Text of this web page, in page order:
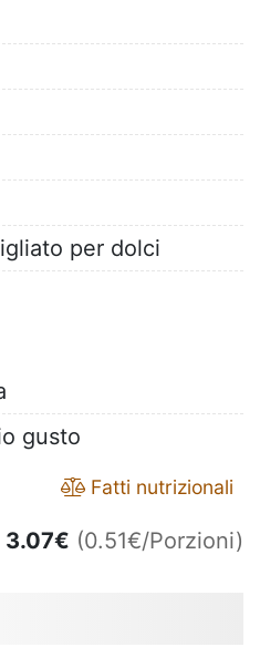
per dolci
gusto
Fatti nutrizionali
3.07€ (0.51€/Porzioni)